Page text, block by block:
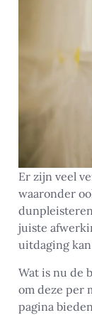
Er zijn veel
waaronder
juiste
uitdaging
Wat is nu de
om deze per
pagina